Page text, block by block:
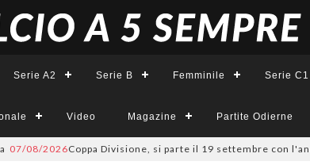
Serie A2 Serie B Femminile Serie C1
Video Magazine Partite Odierne
08/2026Coppa Divisione, si parte il 19 settembre con